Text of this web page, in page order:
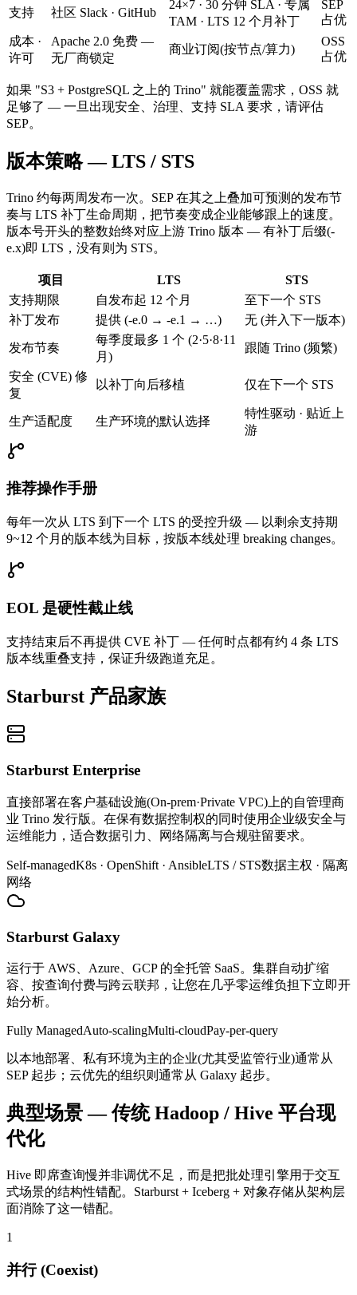
支持 社区 Slack · GitHub
24×7 · 30 分钟 SLA · 专属
TAM · LTS 12 个月补丁
SEP
占优
成本 ·
许可
Apache 2.0 免费 —
无厂商锁定
商业订阅(按节点/算力)
OSS
占优
如果 "S3 + PostgreSQL 之上的 Trino" 就能覆盖需求，OSS 就
足够了 — 一旦出现安全、治理、支持 SLA 要求，请评估
SEP。
版本策略 — LTS / STS
Trino 约每两周发布一次。SEP 在其之上叠加可预测的发布节
奏与 LTS 补丁生命周期，把节奏变成企业能够跟上的速度。
版本号开头的整数始终对应上游 Trino 版本 — 有补丁后缀(-
e.x)即 LTS，没有则为 STS。
项目 LTS
STS
支持期限
自发布起 12 个月
至下一个 STS
补丁发布
提供 (-e.0 → -e.1 → …) 无 (并入下一版本)
发布节奏
每季度最多 1 个 (2·5·8·11
月)
跟随 Trino (频繁)
安全 (CVE) 修
复
以补丁向后移植 仅在下一个 STS
生产适配度 生产环境的默认选择
特性驱动 · 贴近上
游
推荐操作手册
每年一次从 LTS 到下一个 LTS 的受控升级 — 以剩余支持期
9~12 个月的版本线为目标，按版本线处理 breaking changes。
EOL 是硬性截止线
支持结束后不再提供 CVE 补丁 — 任何时点都有约 4 条 LTS
版本线重叠支持，保证升级跑道充足。
Starburst 产品家族
Starburst Enterprise
直接部署在客户基础设施(On-prem·Private VPC)上的自管理商
业 Trino 发行版。在保有数据控制权的同时使用企业级安全与
运维能力，适合数据引力、网络隔离与合规驻留要求。
Self-managedK8s · OpenShift · AnsibleLTS / STS数据主权 · 隔离
网络
Starburst Galaxy
运行于 AWS、Azure、GCP 的全托管 SaaS。集群自动扩缩
容、按查询付费与跨云联邦，让您在几乎零运维负担下立即开
始分析。
Fully ManagedAuto-scalingMulti-cloudPay-per-query
以本地部署、私有环境为主的企业(尤其受监管行业)通常从
SEP 起步；云优先的组织则通常从 Galaxy 起步。
典型场景 — 传统 Hadoop / Hive 平台现
代化
Hive 即席查询慢并非调优不足，而是把批处理引擎用于交互
式场景的结构性错配。Starburst + Iceberg + 对象存储从架构层
面消除了这一错配。
1
并行 (Coexist)